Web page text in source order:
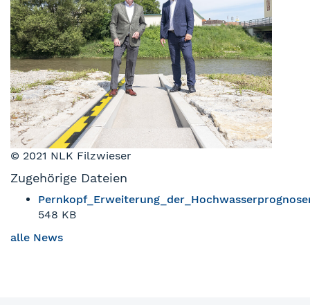
© 2021 NLK Filzwieser
Zugehörige Dateien
548 KB
alle News